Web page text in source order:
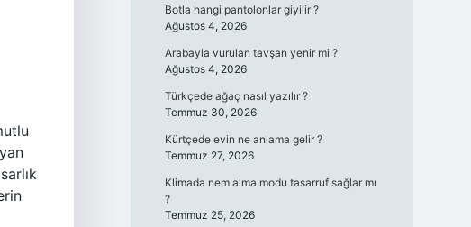
Botla hangi pantolonlar giyilir ?
Ağustos 4, 2026
Arabayla vurulan tavşan yenir mi ?
Ağustos 4, 2026
Türkçede ağaç nasıl yazılır ?
Temmuz 30, 2026
Kürtçede evin ne anlama gelir ?
Temmuz 27, 2026
Klimada nem alma modu tasarruf sağlar mı
?
Temmuz 25, 2026